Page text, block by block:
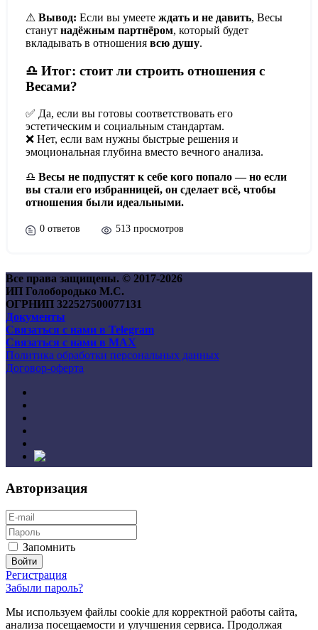
⚠ Вывод: Если вы умеете ждать и не давить, Весы
станут надёжным партнёром, который будет
вкладывать в отношения всю душу.
♎ Итог: стоит ли строить отношения с
Весами?
✅ Да, если вы готовы соответствовать его
эстетическим и социальным стандартам.
❌ Нет, если вам нужны быстрые решения и
эмоциональная глубина вместо вечного анализа.
♎ Весы не подпустят к себе кого попало — но если
вы стали его избранницей, он сделает всё, чтобы
отношения были идеальными.
0 ответов 513 просмотров
Все права защищены. © 2017-2026
ИП Голобородько М.С.
ОГРНИП 322527500077131
Документы
Связаться с нами в Telegram
Связаться с нами в MAX
Политика обработки персональных данных
Договор-оферта
Авторизация
Запомнить
Регистрация
Забыли пароль?
Мы используем файлы cookie для корректной работы сайта,
анализа посещаемости и улучшения сервиса. Продолжая